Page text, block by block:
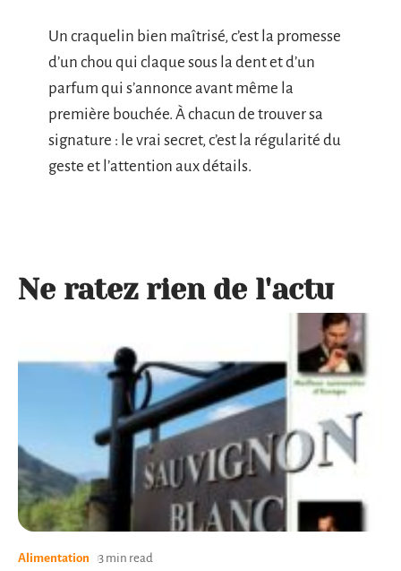
Un craquelin bien maîtrisé, c’est la promesse
d’un chou qui claque sous la dent et d’un
parfum qui s’annonce avant même la
première bouchée. À chacun de trouver sa
signature : le vrai secret, c’est la régularité du
geste et l’attention aux détails.
Ne ratez rien de l'actu
Alimentation 3 min read